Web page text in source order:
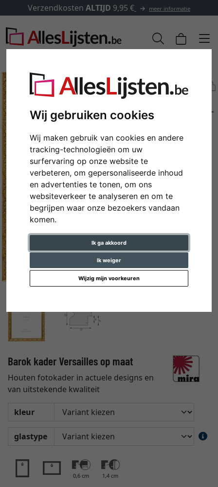
Wij gebruiken cookies
Wij maken gebruik van cookies en andere
tracking-technologieën om uw
surfervaring op onze website te
verbeteren, om gepersonaliseerde inhoud
en advertenties te tonen, om ons
websiteverkeer te analyseren en om te
begrijpen waar onze bezoekers vandaan
komen.
Ik ga akkoord
Ik weiger
Wijzig mijn voorkeuren
Verzendkosten ALTIJD 9,95 € meer informatie
Terug
Barok kader Versailles op maat
Houten fotokader in actuele designs en
van uitstekende kwaliteit
kleur
glastype
0,6 cm 1,4 cm